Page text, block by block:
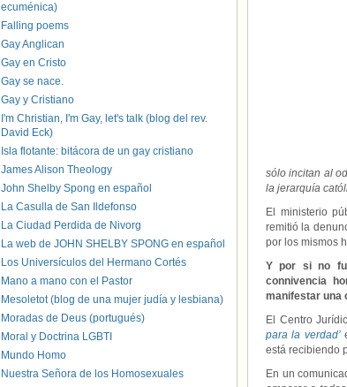
sólo incitan al
la jerarquía
El ministerio
remitió la
por los mismos
Y por si no
connivencia
manifestar una
El Centro
para la verdad’
está recibiendo
En un
ecuménica)
Falling poems
Gay Anglican
Gay en Cristo
Gay se nace.
Gay y Cristiano
I'm Christian, I'm Gay, let's talk (blog del rev.
David Eck)
Isla flotante: bitácora de un gay cristiano
James Alison Theology
John Shelby Spong en español
La Casulla de San Ildefonso
La Ciudad Perdida de Nivorg
La web de JOHN SHELBY SPONG en español
Los Universículos del Hermano Cortés
Mano a mano con el Pastor
Mesoletot (blog de una mujer judía y lesbiana)
Moradas de Deus (portugués)
Moral y Doctrina LGBTI
Mundo Homo
Nuestra Señora de los Homosexuales